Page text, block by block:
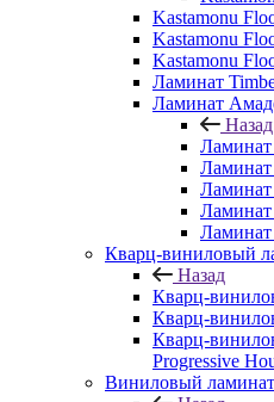
Kastamonu
Kastamonu
Kastamonu
Ламинат
Ламинат
Назад
Кварц-виниловый
Назад
Кварц-
Кварц-
Кварц-
Progressive
Виниловый